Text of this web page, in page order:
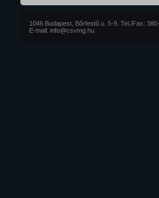
1046 Budapest, Bőrfestő u. 5-9. Tel./Fax:
E-mail: info@csvmg.hu